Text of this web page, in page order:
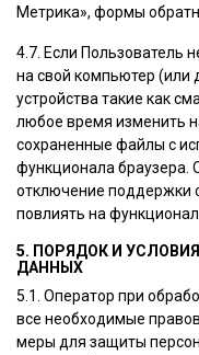
Метрика», формы
4.7. Если Пользователь
на свой компьютер (или
устройства такие как
любое время изменить
сохраненные файлы с
функционала браузера.
отключение поддержки
повлиять на функционал
5. ПОРЯДОК И
ДАННЫХ
5.1. Оператор при
все необходимые
меры для защиты